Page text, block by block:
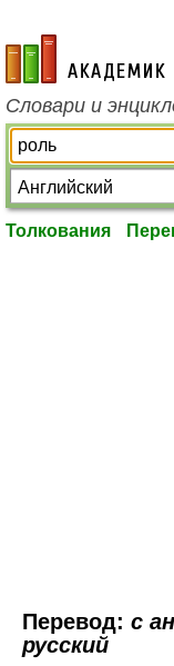
academic.ru
Словари и
Толкования
Перевод: с
русский